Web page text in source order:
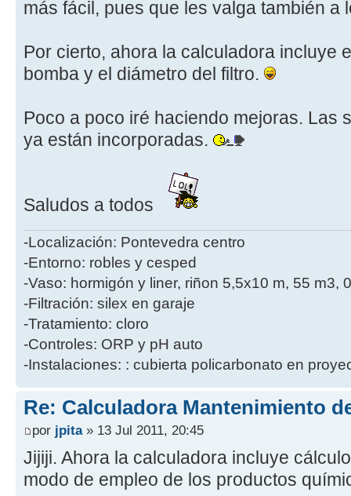
más fácil, pues que les valga también a
Por cierto, ahora la calculadora incluye
bomba y el diámetro del filtro.
Poco a poco iré haciendo mejoras. Las
ya están incorporadas.
Saludos a todos
-Localización: Pontevedra centro
-Entorno: robles y cesped
-Vaso: hormigón y liner, riñon 5,5x10 m, 55 m3,
-Filtración: silex en garaje
-Tratamiento: cloro
-Controles: ORP y pH auto
-Instalaciones: : cubierta policarbonato en
Re: Calculadora Mantenimiento
por jpita» 13 Jul 2011, 20:45
Jijiji. Ahora la calculadora incluye
modo de empleo de los productos